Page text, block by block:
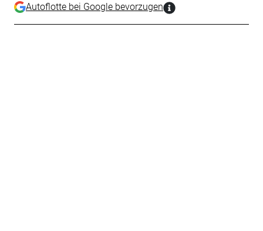
Autoflotte bei Google bevorzugen